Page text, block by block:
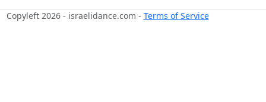
Copyleft 2026 - israelidance.com - Terms of Service